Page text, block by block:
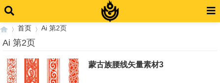
›
首页
›
Ai 第2页
Ai 第2页
蒙古族腰线矢量素材3